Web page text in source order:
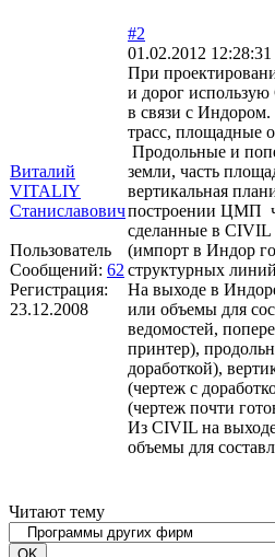
Виталий
VITALIY
Станиславович
Пользователь
Сообщений: 62
Регистрация:
23.12.2008
#2
01.02.2012 12:28:31
При
и дорог
в связи с
трасс, площадные
Продольные и
земли, часть
вертикальная
построении ЦМП
сделанные в
(импорт в Индор
структурных
На выходе в
или объемы для
ведомостей,
принтер),
доработкой),
(чертеж с
(чертеж почти
Из CIVIL на
объемы для
Читают тему